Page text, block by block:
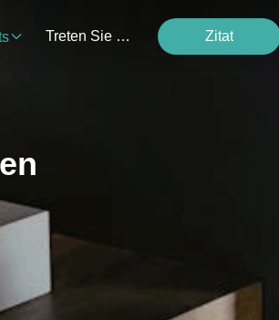
Treten Sie Mit Uns In Verbindung Zitat